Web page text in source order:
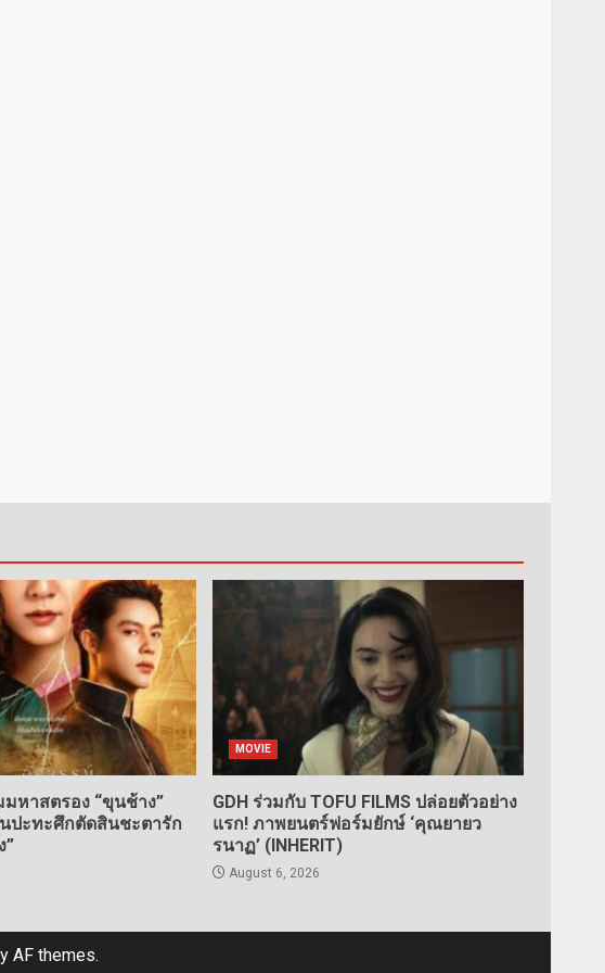
หาสตรอง “ขุนช้าง”
ปะทะศึกตัดสินชะตารัก
”
MOVIE
GDH ร่วมกับ TOFU FILMS ปล่อยตัวอย่าง
แรก! ภาพยนตร์ฟอร์มยักษ์ ‘คุณยายว
รนาฏ’ (INHERIT)
August 6, 2026
AF themes.